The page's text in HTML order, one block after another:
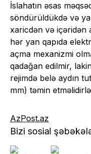
İslahatın əsas
söndürüldükdə və
xaricdən və içəridən
hər yan qapıda
açma mexanizmi
qadağan edilmir,
rejimdə belə aydın
mm) təmin
AzPost.az
Bizi sosial